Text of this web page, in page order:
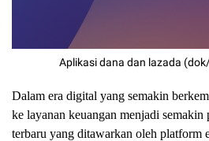
Aplikasi dana dan lazada
Dalam era digital yang semakin
ke layanan keuangan menjadi semakin
terbaru yang ditawarkan oleh platform